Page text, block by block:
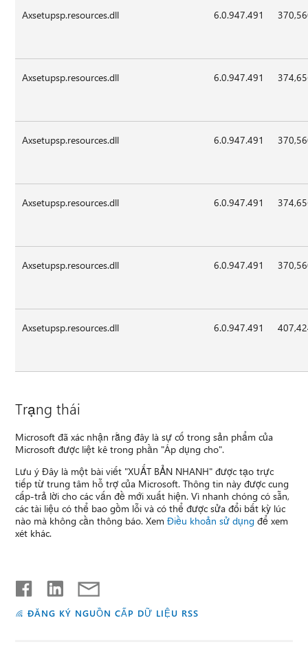
Axsetupsp.resources.dll 6.0.947.491
Axsetupsp.resources.dll 6.0.947.491
Axsetupsp.resources.dll 6.0.947.491
Axsetupsp.resources.dll 6.0.947.491
Axsetupsp.resources.dll 6.0.947.491
Axsetupsp.resources.dll 6.0.947.491
Trạng thái
Microsoft đã xác nhận rằng đây là sự cố trong sản phẩm của
Microsoft được liệt kê trong phần "Áp dụng cho".
Lưu ý Đây là một bài viết "XUẤT BẢN NHANH" được tạo trực
tiếp từ trung tâm hỗ trợ của Microsoft. Thông tin này được cung
cấp-trả lời cho các vấn đề mới xuất hiện. Vì nhanh chóng có sẵn,
các tài liệu có thể bao gồm lỗi và có thể được sửa đổi bất kỳ lúc
nào mà không cần thông báo. XemĐiều khoản sử dụng để xem
xét khác.
ĐĂNG KÝ NGUỒN CẤP DỮ LIỆU RSS